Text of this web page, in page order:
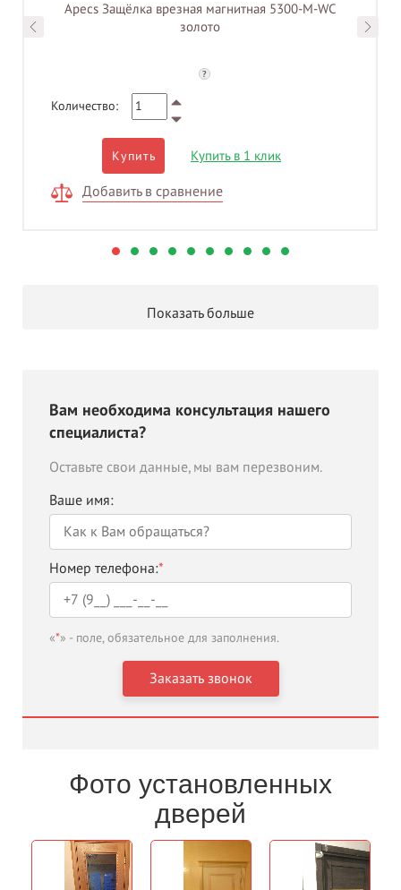
Apecs Защёлка врезная магнитная 5300-M-WC
золото
?
Количество:
Купить Купить в 1 клик
Добавить в сравнение
Показать больше
Вам необходима консультация нашего
специалиста?
Оставьте свои данные, мы вам перезвоним.
Ваше имя:
Номер телефона:*
«*» - поле, обязательное для заполнения.
Фото установленных
дверей